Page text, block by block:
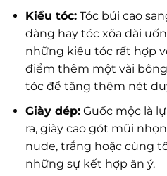
Kiểu tóc:Tóc búi cao
dàng hay tóc xõa dài
những kiểu tóc rất hợp
điểm thêm một vài
tóc để tăng thêm nét
Giày dép:Guốc mộc là
ra, giày cao gót mũi
nude, trắng hoặc cùng
những sự kết hợp ăn ý.